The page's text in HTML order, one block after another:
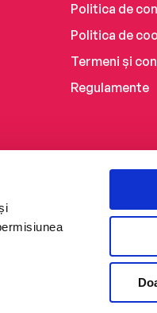
Politica de
Politica de
Termeni și
Regulamente